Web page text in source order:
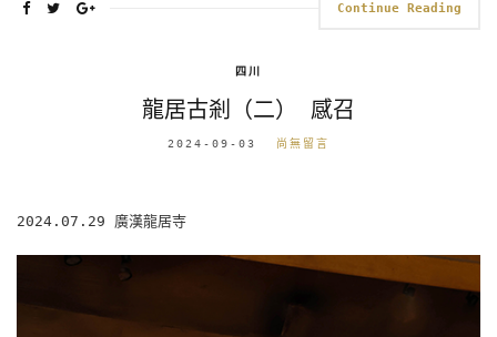
Continue Reading
四川
龍居古剎（二） 感召
2024-09-03 尚無留言
2024.07.29 廣漢龍居寺